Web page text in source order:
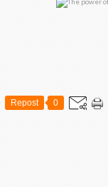
Repost 0